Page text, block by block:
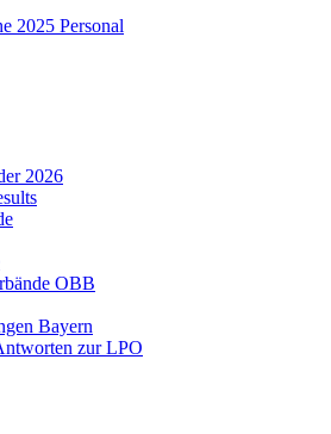
2025 Personal
2026
OBB
Bayern
zur LPO